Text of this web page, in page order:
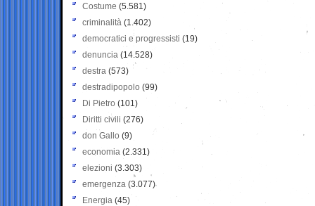
Costume (5.581)
criminalità (1.402)
democratici e progressisti (19)
denuncia (14.528)
destra (573)
destradipopolo (99)
Di Pietro (101)
Diritti civili (276)
don Gallo (9)
economia (2.331)
elezioni (3.303)
emergenza (3.077)
Energia (45)